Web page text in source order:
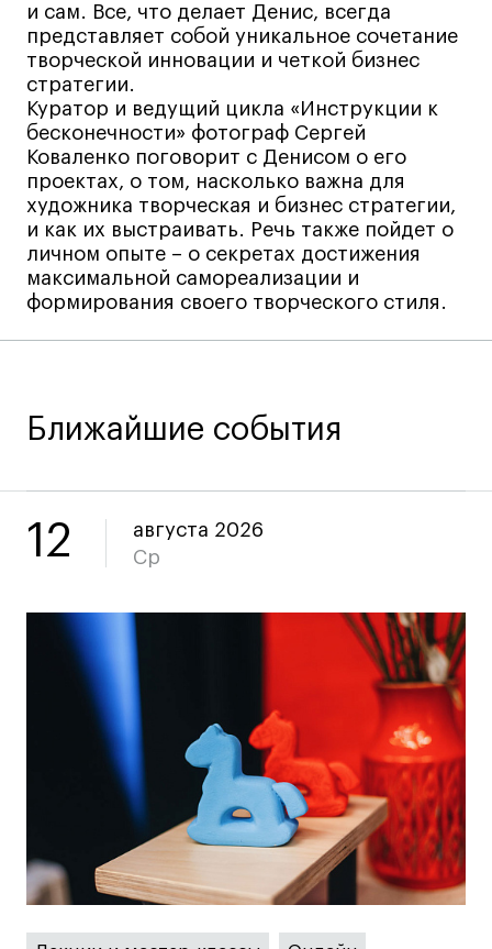
Для школьников
Интенсивы
Среднесрочные
Все программы
О школе
Преподаватели
Для прессы
Ресурсы
Партнеры
Вакансии
Контакты
Поступающим
Условия поступления
Стоимость обучения
Иностранным студентам
График учебного года
Вопросы и ответы
и сам. Все, что делает Денис, всегда
представляет собой уникальное сочетание
творческой инновации и четкой бизнес
стратегии.
Куратор и ведущий цикла «Инструкции к
бесконечности» фотограф Сергей
Коваленко поговорит с Денисом о его
проектах, о том, насколько важна для
художника творческая и бизнес стратегии,
и как их выстраивать. Речь также пойдет о
личном опыте – о секретах достижения
максимальной самореализации и
формирования своего творческого стиля.
Ближайшие события
12
августа 2026
Ср